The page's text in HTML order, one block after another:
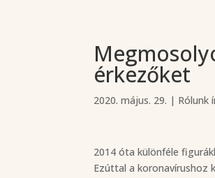
érkezőket
2020. május. 29. | Rólunk
2014 óta különféle
Ezúttal a koronavírushoz